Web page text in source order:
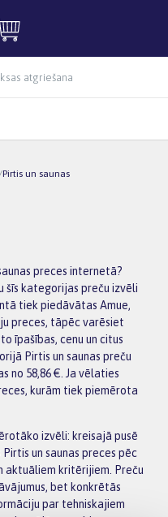
atgriešana
/Pirtis un saunas
preces internetā?
šīs kategorijas preču izvēli
tiek piedāvātas Amue,
preces, tāpēc varēsiet
īpašības, cenu un citus
Pirtis un saunas preču
no 58,86 €. Ja vēlaties
kurām tiek piemērota
izvēli: kreisajā pusē
un saunas preces pēc
aktuāliem kritērijiem. Preču
bet konkrētās
par tehniskajiem